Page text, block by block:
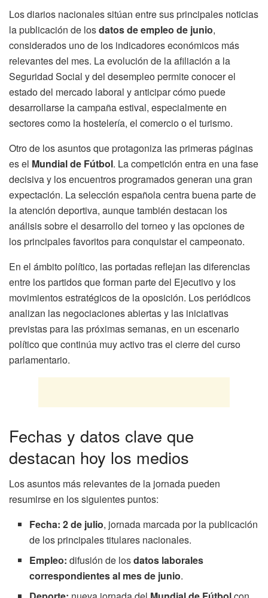
Los diarios nacionales sitúan entre sus principales noticias
la publicación de losdatos de empleo de junio,
considerados uno de los indicadores económicos más
relevantes del mes. La evolución de la afiliación a la
Seguridad Social y del desempleo permite conocer el
estado del mercado laboral y anticipar cómo puede
desarrollarse la campaña estival, especialmente en
sectores como la hostelería, el comercio o el turismo.
Otro de los asuntos que protagoniza las primeras páginas
es el Mundial de Fútbol. La competición entra en una fase
decisiva y los encuentros programados generan una gran
expectación. La selección española centra buena parte de
la atención deportiva, aunque también destacan los
análisis sobre el desarrollo del torneo y las opciones de
los principales favoritos para conquistar el campeonato.
En el ámbito político, las portadas reflejan las diferencias
entre los partidos que forman parte del Ejecutivo y los
movimientos estratégicos de la oposición. Los periódicos
analizan las negociaciones abiertas y las iniciativas
previstas para las próximas semanas, en un escenario
político que continúa muy activo tras el cierre del curso
parlamentario.
Fechas y datos clave que
destacan hoy los medios
Los asuntos más relevantes de la jornada pueden
resumirse en los siguientes puntos:
Fecha: 2 de julio, jornada marcada por la publicación
de los principales titulares nacionales.
Empleo: difusión de losdatos laborales
correspondientes al mes de junio.